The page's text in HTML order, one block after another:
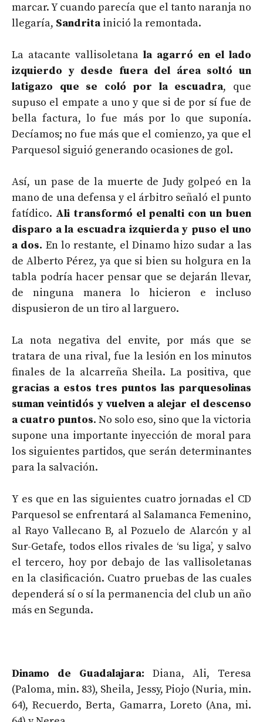
marcar. Y cuando parecía que el tanto naranja no
llegaría, Sandrita inició la remontada.
La atacante vallisoletana la agarró en el lado
izquierdo y desde fuera del área soltó un
latigazo que se coló por la escuadra, que
supuso el empate a uno y que si de por sí fue de
bella factura, lo fue más por lo que suponía.
Decíamos; no fue más que el comienzo, ya que el
Parquesol siguió generando ocasiones de gol.
Así, un pase de la muerte de Judy golpeó en la
mano de una defensa y el árbitro señaló el punto
fatídico. Ali transformó el penalti con un buen
disparo a la escuadra izquierda y puso el uno
a dos. En lo restante, el Dinamo hizo sudar a las
de Alberto Pérez, ya que si bien su holgura en la
tabla podría hacer pensar que se dejarán llevar,
de ninguna manera lo hicieron e incluso
dispusieron de un tiro al larguero.
La nota negativa del envite, por más que se
tratara de una rival, fue la lesión en los minutos
finales de la alcarreña Sheila. La positiva, que
gracias a estos tres puntos las parquesolinas
suman veintidós y vuelven a alejar el descenso
a cuatro puntos. No solo eso, sino que la victoria
supone una importante inyección de moral para
los siguientes partidos, que serán determinantes
para la salvación.
Y es que en las siguientes cuatro jornadas el CD
Parquesol se enfrentará al Salamanca Femenino,
al Rayo Vallecano B, al Pozuelo de Alarcón y al
Sur-Getafe, todos ellos rivales de ‘su liga’, y salvo
el tercero, hoy por debajo de las vallisoletanas
en la clasificación. Cuatro pruebas de las cuales
dependerá sí o sí la permanencia del club un año
más en Segunda.
Dinamo de Guadalajara: Diana, Ali, Teresa
(Paloma, min. 83), Sheila, Jessy, Piojo (Nuria, min.
64), Recuerdo, Berta, Gamarra, Loreto (Ana, mi.